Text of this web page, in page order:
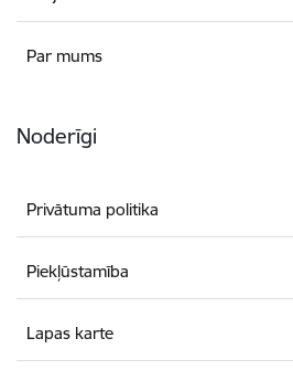
Par mums
Noderīgi
Privātuma politika
Piekļūstamība
Lapas karte